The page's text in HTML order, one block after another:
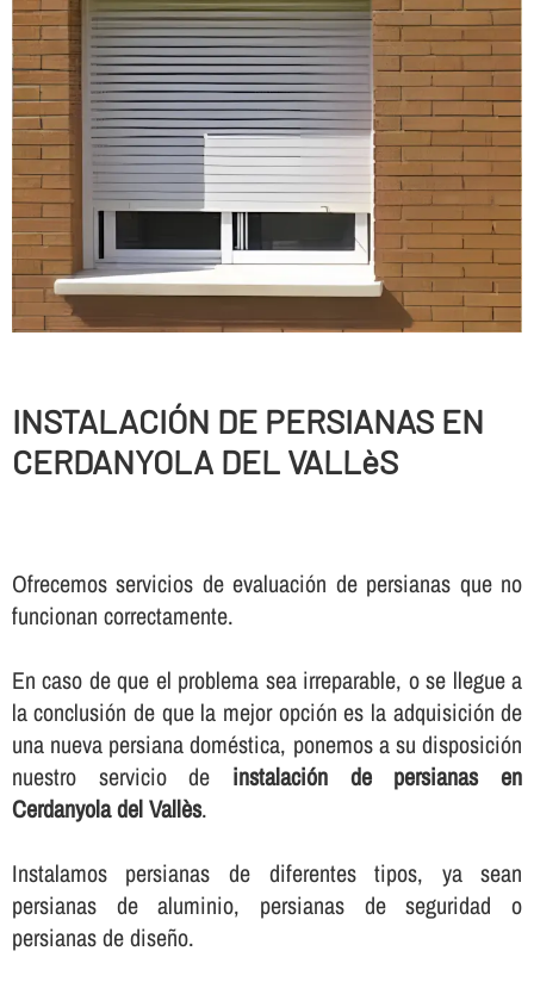
INSTALACIÓN DE PERSIANAS EN
CERDANYOLA DEL VALLèS
Ofrecemos servicios de evaluación de persianas que no
funcionan correctamente.
En caso de que el problema sea irreparable, o se llegue a
la conclusión de que la mejor opción es la adquisición de
una nueva persiana doméstica, ponemos a su disposición
nuestro servicio de instalación de persianas en
Cerdanyola del Vallès.
Instalamos persianas de diferentes tipos, ya sean
persianas de aluminio, persianas de seguridad o
persianas de diseño.